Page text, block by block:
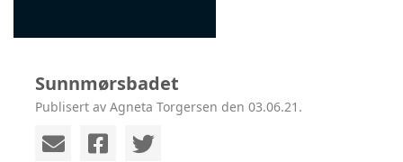
Sunnmørsbadet
Publisert av Agneta Torgersen den 03.06.21.